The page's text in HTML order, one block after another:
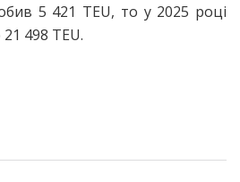
5 421 TEU, то у 2025 році
498 TEU.